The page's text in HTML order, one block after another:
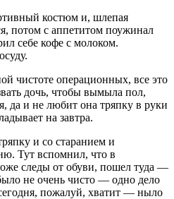
костюм и, шлепая
потом с аппетитом поужинал
себе кофе с молоком.
чистоте операционных, все это
дочь, чтобы вымыла пол,
да и не любит она тряпку в руки
на завтра.
и со старанием и
Тут вспомнил, что в
следы от обуви, пошел туда —
не очень чисто — одно дело
пожалуй, хватит — ныло